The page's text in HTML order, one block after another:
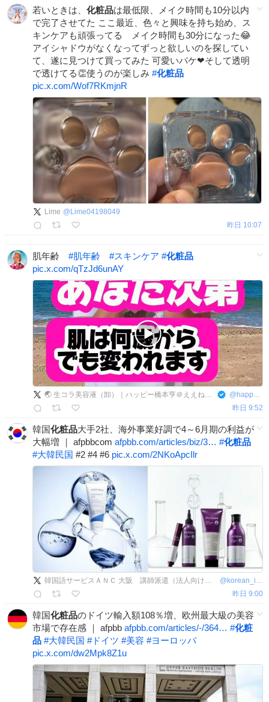
若いときは、 化粧品は最低限、メイク時間も10分以内
で完了させてた ここ最近、色々と興味を持ち始め、ス
キンケアも頑張ってる メイク時間も30分になった😂
アイシャドウがなくなってずっと欲しいのを探してい
て、遂に見つけて買ってみた 可愛いパケ❤そして透明
で透けてる👏使うのが楽しみ #化粧品
pic.x.com/Wof7RKmjnR
Lime @ Lime04198049
昨日 10:07
肌年齢 #肌年齢 #スキンケア #化粧品
pic.x.com/qTzJd6unAY
🌏 生コラ美容液（卸）｜ハッピー橋本亨＠ええねんプランニング社長 @ happy3939
昨日 9:52
韓国化粧品大手2社、海外事業好調で4～6月期の利益が
大幅増 ｜ afpbbcom afpbb.com/articles/biz/3… #化粧品
#大韓民国 #2 #4 #6 pic.x.com/2NKoApcIlr
韓国語サービスＡＮＣ 大阪 講師派遣（法人向け語学研修）、翻訳、通訳、オンラインレッスンなど @ korean_info_
昨日 9:00
韓国化粧品のドイツ輸入額108％増、欧州最大級の美容
市場で存在感 ｜ afpbb afpbb.com/articles/-/364… #化粧
品 #大韓民国 #ドイツ #美容 #ヨーロッパ
pic.x.com/dw2Mpk8Z1u